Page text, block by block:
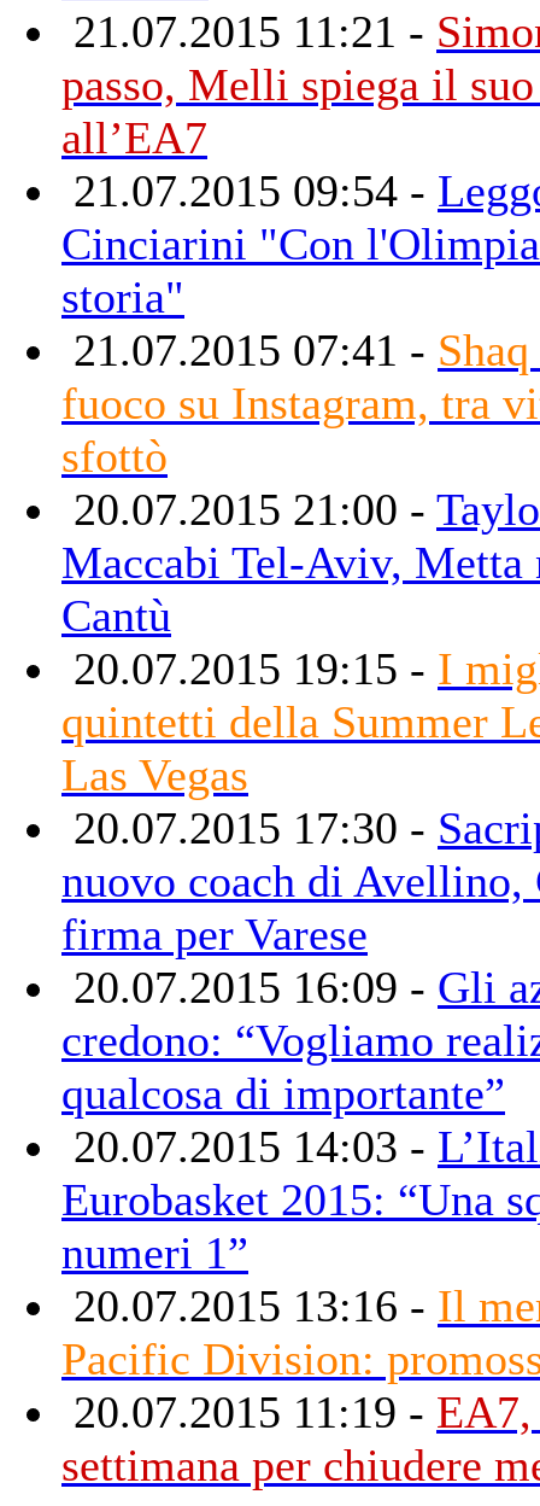
21.07.2015 11:21 -
passo, Melli spiega il
all’EA7
21.07.2015 09:54 -
Cinciarini "Con
storia"
21.07.2015 07:41 -
fuoco su Instagram, tra
sfottò
20.07.2015 21:00 -
Maccabi Tel-Aviv, Metta
Cantù
20.07.2015 19:15 - I
quintetti della Summer
Las Vegas
20.07.2015 17:30 -
nuovo coach di Avellino,
firma per Varese
20.07.2015 16:09 - Gli
credono: “Vogliamo
qualcosa di importante”
20.07.2015 14:03 -
Eurobasket 2015: “Una
numeri 1”
20.07.2015 13:16 - Il
Pacific Division:
20.07.2015 11:19 - EA7,
settimana per chiudere